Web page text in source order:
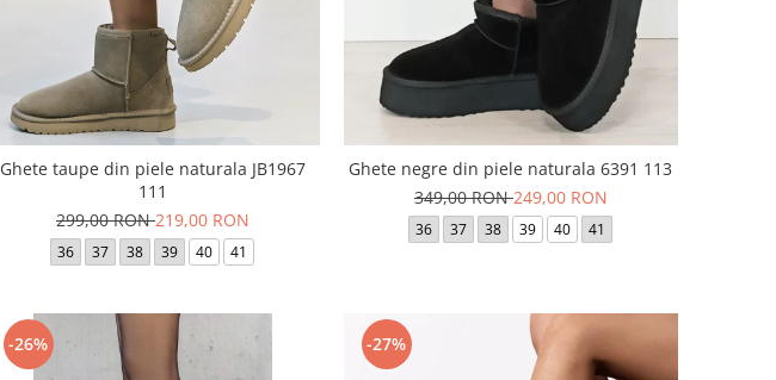
Ghete taupe din piele naturala JB1967
111
299,00 RON219,00 RON
36 37 38 39 40 41
Ghete negre din piele naturala 6391 113
349,00 RON249,00 RON
36 37 38 39 40 41
-26% -27%